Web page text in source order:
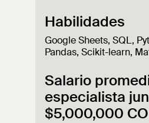
Habilidades
Google Sheets, SQL,
Pandas, Scikit-learn,
Salario
especialista
$5,000,000